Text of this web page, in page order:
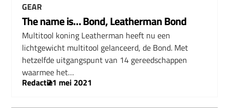
GEAR
The name is… Bond, Leatherman Bond
Multitool koning Leatherman heeft nu een
lichtgewicht multitool gelanceerd, de Bond. Met
hetzelfde uitgangspunt van 14 gereedschappen
waarmee het…
Redactie
–
21 mei 2021